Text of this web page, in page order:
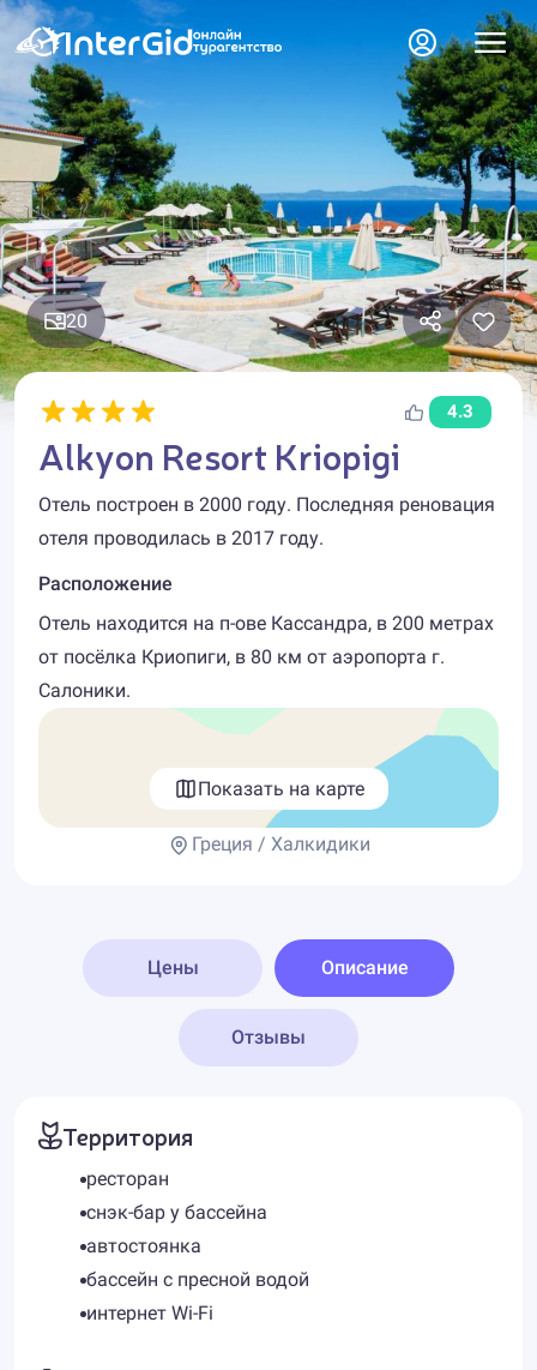
20
4.3
Alkyon Resort Kriopigi
Отель построен в 2000 году. Последняя реновация
отеля проводилась в 2017 году.
Расположение
Отель находится на п-ове Кассандра, в 200 метрах
от посёлка Криопиги, в 80 км от аэропорта г.
Салоники.
Показать на карте
Греция / Халкидики
Цены Описание
Отзывы
Территория
ресторан
снэк-бар у бассейна
автостоянка
бассейн с пресной водой
интернет Wi-Fi